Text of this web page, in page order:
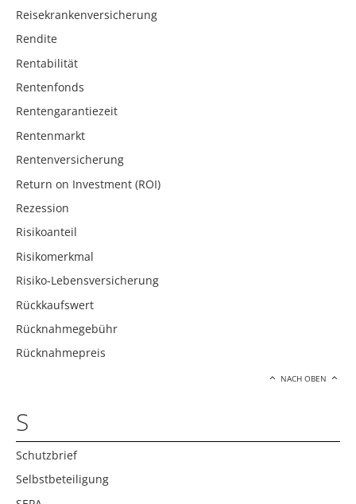
Reisekrankenversicherung
Rendite
Rentabilität
Rentenfonds
Rentengarantiezeit
Rentenmarkt
Rentenversicherung
Return on Investment (ROI)
Rezession
Risikoanteil
Risikomerkmal
Risiko-Lebensversicherung
Rückkaufswert
Rücknahmegebühr
Rücknahmepreis
NACH OBEN
S
Schutzbrief
Selbstbeteiligung